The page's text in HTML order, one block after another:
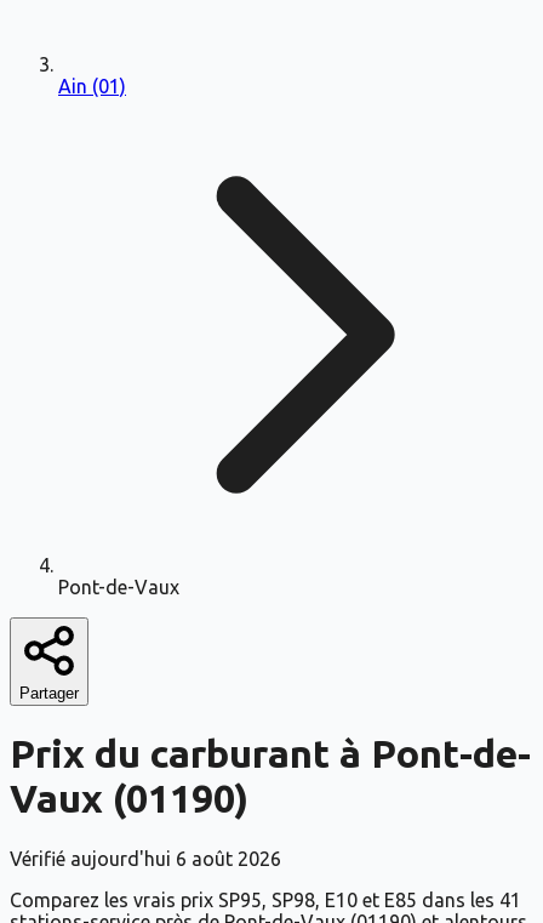
Ain (01)
Pont-de-Vaux
Partager
Prix du carburant à Pont-de-
Vaux (01190)
Vérifié aujourd'hui 6 août 2026
Comparez les vrais prix SP95, SP98, E10 et E85 dans les 41